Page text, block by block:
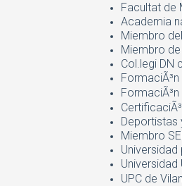
Facultat de
Academia
Miembro
Miembro de
Col.legi DN
Deportistas
Miembro
Universidad
UPC de